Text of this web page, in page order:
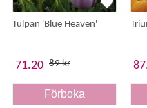
Tulpan 'Blue Heaven'
71.20 89 kr
Förboka